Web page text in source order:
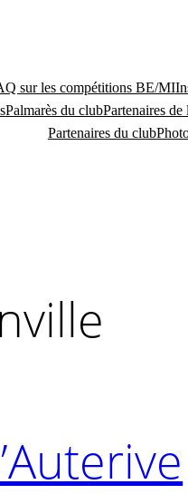
sur les compétitions BE/MI
Palmarès du clubPartenaires
Partenaires du club